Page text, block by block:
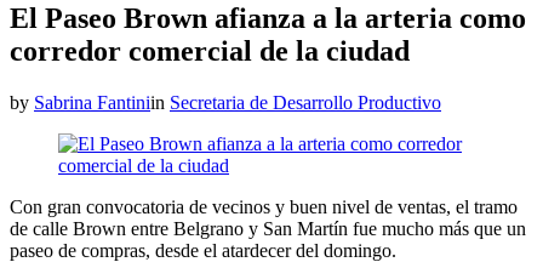
El Paseo Brown afianza a la arteria como
corredor comercial de la ciudad
by Sabrina Fantiniin Secretaria de Desarrollo Productivo
Con gran convocatoria de vecinos y buen nivel de ventas, el tramo
de calle Brown entre Belgrano y San Martín fue mucho más que un
paseo de compras, desde el atardecer del domingo.